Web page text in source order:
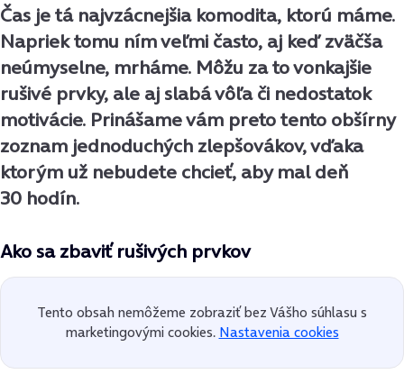
Čas je tá najvzácnejšia komodita, ktorú máme.
Napriek tomu ním veľmi často, aj keď zväčša
neúmyselne, mrháme. Môžu za to vonkajšie
rušivé prvky, ale aj slabá vôľa či nedostatok
motivácie. Prinášame vám preto tento obšírny
zoznam jednoduchých zlepšovákov, vďaka
ktorým už nebudete chcieť, aby mal deň
30 hodín.
Ako sa zbaviť rušivých prvkov
Tento obsah nemôžeme zobraziť bez Vášho súhlasu s
marketingovými cookies. Nastavenia cookies